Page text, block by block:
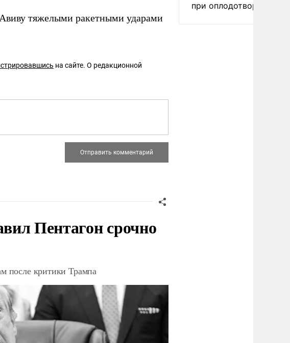
тяжелыми ракетными ударами
на сайте. О редакционной
Пентагон срочно
после критики Трампа
при оплодотворении